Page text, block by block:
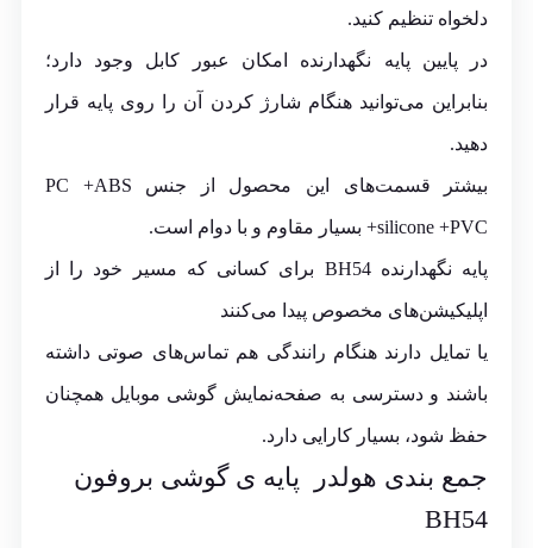
دلخواه تنظیم کنید.
در پایین پایه نگهدارنده امکان عبور کابل وجود دارد؛
بنابراین می‌توانید هنگام شارژ کردن آن را روی پایه قرار
دهید.
بیشتر قسمت‌های این محصول از جنس PC +ABS
+silicone +PVC بسیار مقاوم و با دوام است.
پایه نگهدارنده BH54 برای کسانی که مسیر خود را از
اپلیکیشن‌های مخصوص پیدا می‌کنند
یا تمایل دارند هنگام رانندگی هم تماس‌های صوتی داشته
باشند و دسترسی به صفحه‌نمایش گوشی موبایل همچنان
حفظ شود، بسیار کارایی دارد.
جمع بندی هولدر پایه ی گوشی بروفون
BH54